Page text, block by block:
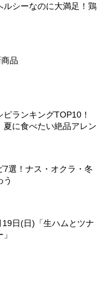
ルシーなのに大満足！鶏
品
ピランキングTOP10！
に食べたい絶品アレン
7選！ナス・オクラ・冬
う
19日(日)「生ハムとツナ